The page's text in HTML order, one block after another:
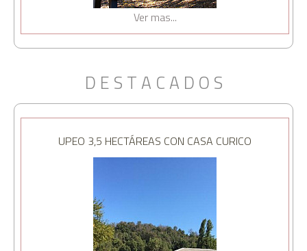
Ver mas...
D E S T A C A D O S
UPEO 3,5 HECTÁREAS CON CASA CURICO